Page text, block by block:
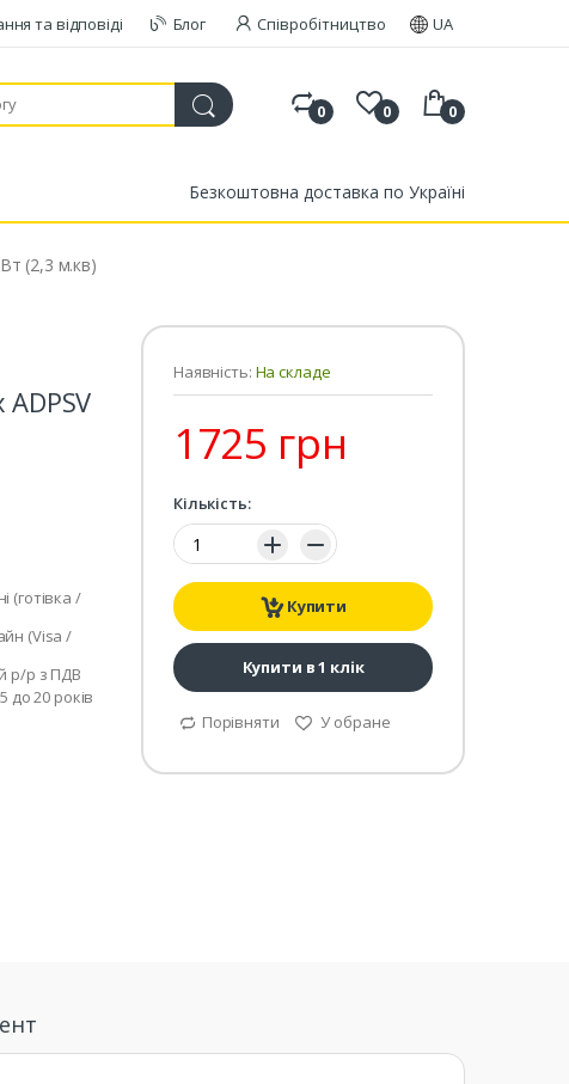
та відповіді Блог Співробітництво UA
0 0 0
Безкоштовна доставка по Україні
(2,3 м.кв)
(готівка /
(Visa /
р/р з ПДВ
до 20 років
Наявність: На складе
1725 грн
Кількість:
Кількість:
Купити
Купити в 1 клік
Порівняти У обране